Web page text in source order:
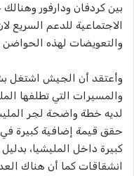
بين كردفان ودارفور
الاجتماعية للدعم السريع
والتعويضات لهذه الحواضن
وأعتقد أن الجيش اشتغل
والمسيرات التي تطلفها
لديه خطة واضحة لجر
حقق قيمة إضافية كبيرة
كبيرة داخل المليشيا،
انشقاقات كما أن هناك